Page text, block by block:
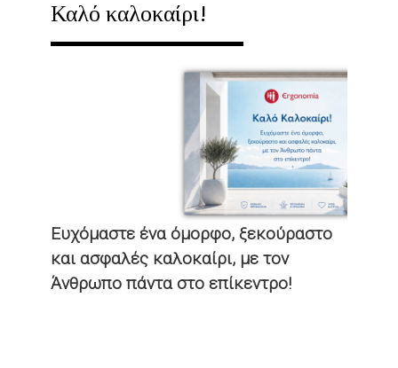
|
ΙΟΎΛΙΟΣ
2026
ΘΑ
ΕΛΈΓΧΟΝΤΑΙ
ΤΑ
ΕΡΓΟΤΆΞΙΑ
ΑΠΌ
ΤΗΝ
ΕΠΙΘΕΏΡΗΣΗ
Καλό καλοκαίρι!
Ευχόμαστε ένα όμορφο, ξεκούραστο
και ασφαλές καλοκαίρι, με τον
Άνθρωπο πάντα στο επίκεντρο!